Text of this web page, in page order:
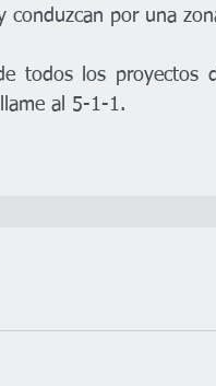
conduzcan por una
al 5-1-1.